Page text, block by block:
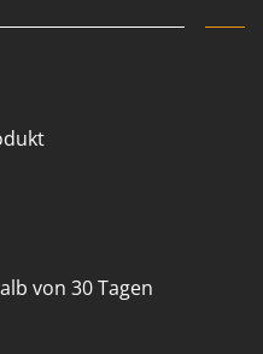
von 30 Tagen